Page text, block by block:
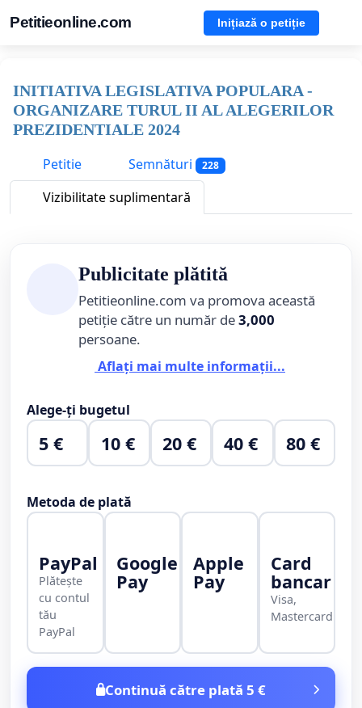
Petitieonline.com Inițiază o petiție
INITIATIVA LEGISLATIVA POPULARA -
ORGANIZARE TURUL II AL ALEGERILOR
PREZIDENTIALE 2024
Petitie
Semnături 228
Vizibilitate suplimentară
Publicitate plătită
Petitieonline.com va promova această
petiție către un număr de3,000
persoane.
Aflați mai multe informații...
Alege-ți bugetul
5 € 10 € 20 € 40 € 80 €
Metoda de plată
PayPal
Plătește
cu contul
tău
PayPal
Google
Pay
Apple
Pay
Card
bancar
Visa,
Mastercard
Continuă către plată 5 €